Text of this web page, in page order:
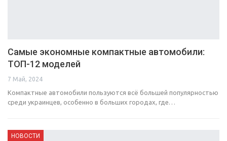
Самые экономные компактные автомобили:
ТОП-12 моделей
7 Май, 2024
Компактные автомобили пользуются всё большей популярностью
среди украинцев, особенно в больших городах, где…
НОВОСТИ